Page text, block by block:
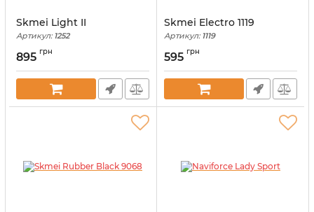
Skmei Light II
Артикул:1252
895 грн
Skmei Electro 1119
Артикул:1119
595 грн